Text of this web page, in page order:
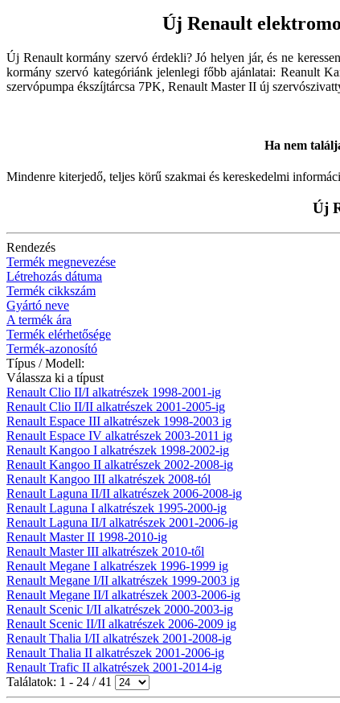
Új Renault
Új Renault kormány szervó érdekli? Jó helyen jár, és ne
kormány szervó kategóriánk jelenlegi főbb ajánlatai: Reanult
szervópumpa ékszíjtárcsa 7PK, Renault Master II új
Ha nem
Mindenre kiterjedő, teljes körű szakmai és kereskedelmi
Új
Rendezés
Termék megnevezése
Létrehozás dátuma
Termék cikkszám
Gyártó neve
A termék ára
Termék elérhetősége
Termék-azonosító
Típus / Modell:
Válassza ki a típust
Renault Clio II/I alkatrészek 1998-2001-ig
Renault Clio II/II alkatrészek 2001-2005-ig
Renault Espace III alkatrészek 1998-2003 ig
Renault Espace IV alkatrészek 2003-2011 ig
Renault Kangoo I alkatrészek 1998-2002-ig
Renault Kangoo II alkatrészek 2002-2008-ig
Renault Kangoo III alkatrészek 2008-tól
Renault Laguna II/II alkatrészek 2006-2008-ig
Renault Laguna I alkatrészek 1995-2000-ig
Renault Laguna II/I alkatrészek 2001-2006-ig
Renault Master II 1998-2010-ig
Renault Master III alkatrészek 2010-től
Renault Megane I alkatrészek 1996-1999 ig
Renault Megane I/II alkatrészek 1999-2003 ig
Renault Megane II/I alkatrészek 2003-2006-ig
Renault Scenic I/II alkatrészek 2000-2003-ig
Renault Scenic II/II alkatrészek 2006-2009 ig
Renault Thalia I/II alkatrészek 2001-2008-ig
Renault Thalia II alkatrészek 2001-2006-ig
Renault Trafic II alkatrészek 2001-2014-ig
Találatok: 1 - 24 / 41